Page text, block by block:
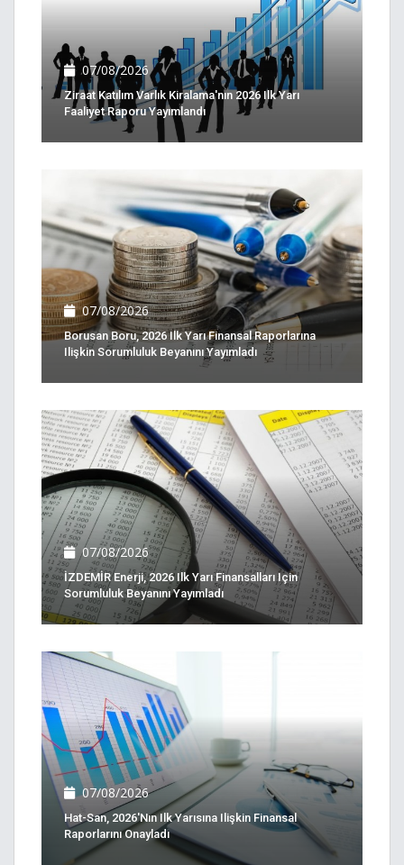
07/08/2026
Ziraat Katılım Varlık Kiralama'nın 2026 Ilk Yarı
Faaliyet Raporu Yayımlandı
07/08/2026
Borusan Boru, 2026 Ilk Yarı Finansal Raporlarına
Ilişkin Sorumluluk Beyanını Yayımladı
07/08/2026
İZDEMİR Enerji, 2026 Ilk Yarı Finansalları Için
Sorumluluk Beyanını Yayımladı
07/08/2026
Hat-San, 2026'nın Ilk Yarısına Ilişkin Finansal
Raporlarını Onayladı